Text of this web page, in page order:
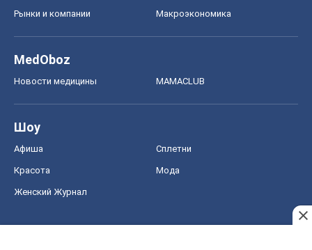
Рынки и компании Mакроэкономика
MedOboz
Новости медицины MAMACLUB
Шоу
Афиша Сплетни
Красота Мода
Женский Журнал